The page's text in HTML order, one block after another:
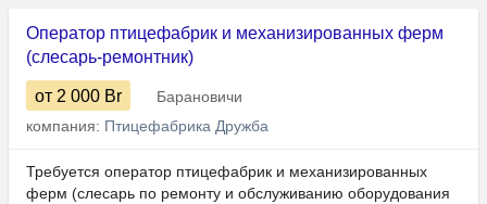
Оператор птицефабрик и механизированных ферм
(слесарь-ремонтник)
от 2 000 Br
Барановичи
компания: Птицефабрика Дружба
Требуется оператор птицефабрик и механизированных
ферм (слесарь по ремонту и обслуживанию оборудования